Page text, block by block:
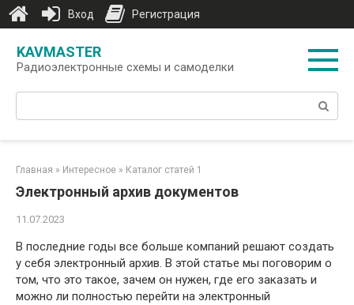
контенту
KAVMASTER
Радиоэлектронные схемы и самоделки
Поиск:
Главная » Интересное » Каталог статей 1
Электронный архив документов
11.07.2023
В последние годы все больше компаний решают создать
у себя электронный архив. В этой статье мы поговорим о
том, что это такое, зачем он нужен, где его заказать и
можно ли полностью перейти на электронный
Вход Регистрация